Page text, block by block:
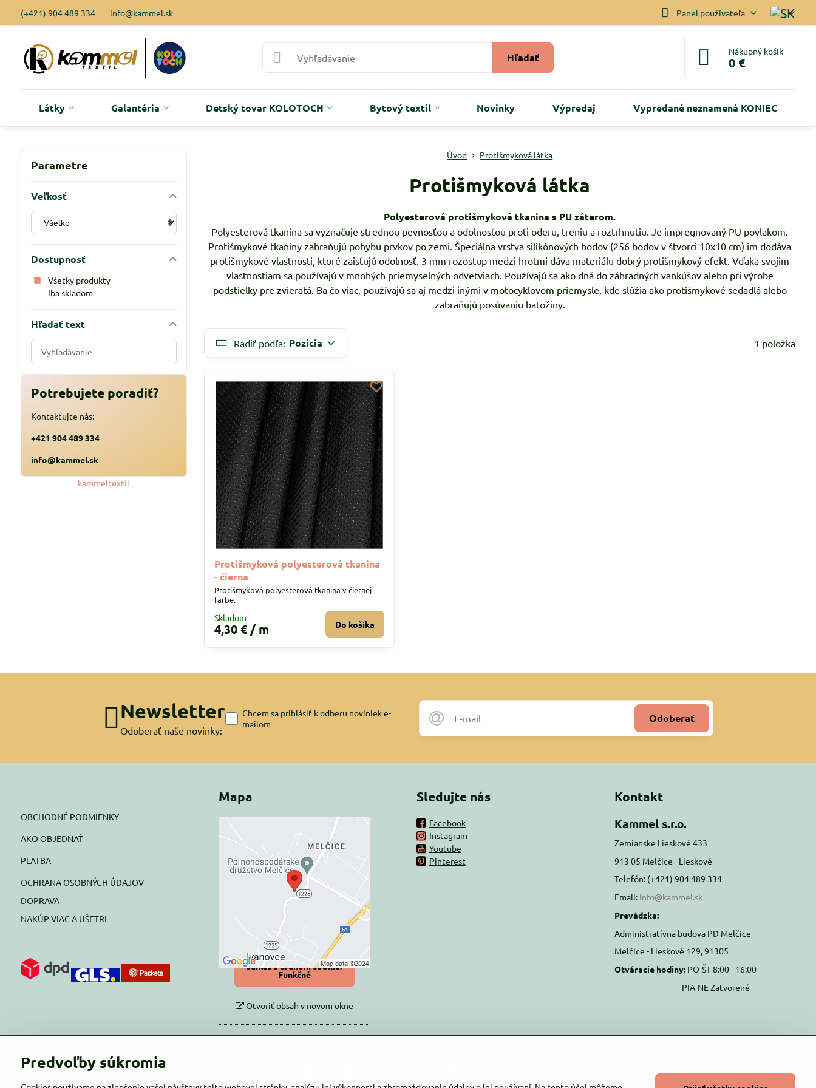
(+421) 904 489 334 info@kammel.sk Panel používateľa
Hľadať Nákupný košík
0 €
Látky Galantéria Detský tovar KOLOTOCH Bytový textil Novinky Výpredaj Vypredané neznamená KONIEC
Úvod Protišmyková látka
Protišmyková látka
Polyesterová protišmyková tkanina s PU záterom.
Polyesterová tkanina sa vyznačuje strednou pevnosťou a odolnosťou proti oderu, treniu a roztrhnutiu. Je impregnovaný PU povlakom.
Protišmykové tkaniny zabraňujú pohybu prvkov po zemi. Špeciálna vrstva silikónových bodov (256 bodov v štvorci 10x10 cm) im dodáva
protišmykové vlastnosti, ktoré zaisťujú odolnosť. 3 mm rozostup medzi hrotmi dáva materiálu dobrý protišmykový efekt. Vďaka svojim
vlastnostiam sa používajú v mnohých priemyselných odvetviach. Používajú sa ako dná do záhradných vankúšov alebo pri výrobe
podstielky pre zvieratá. Ba čo viac, používajú sa aj medzi inými v motocyklovom priemysle, kde slúžia ako protišmykové sedadlá alebo
zabraňujú posúvaniu batožiny.
Radiť podľa: Pozícia 1 položka
Protišmyková polyesterová tkanina
- čierna
Protišmyková polyesterová tkanina v čiernej
farbe.
Skladom
4,30 €/ m Do košíka
Parametre
Veľkosť
Dostupnosť
Všetky produkty
Iba skladom
Hľadať text
Prehľadať
výsledky
filtra
fulltextom
Potrebujete poradiť?
Kontaktujte nás:
+421 904 489 334
info@kammel.sk
kammeltextil
Newsletter
Odoberať naše novinky:
Odoberať
Chcem sa prihlásiť k odberu noviniek e-
mailom
OBCHODNÉ PODMIENKY
AKO OBJEDNAŤ
PLATBA
OCHRANA OSOBNÝCH ÚDAJOV
DOPRAVA
NAKÚP VIAC A UŠETRI
Mapa
Externý obsah je
blokovaný Voľbami
súkromia
Prajete si načítať externý obsah?
Povoliť tentokrát
Povoliť a zapamätať -
súhlas s druhom cookie:
Funkčné
Otvoriť obsah v novom okne
Sledujte nás
Facebook
Instagram
Youtube
Pinterest
Kontakt
Kammel s.r.o.
Zemianske Lieskové 433
913 05 Melčice - Lieskové
Telefón: (+421) 904 489 334
Email: info@kammel.sk
Prevádzka:
Administratívna budova PD Melčice
Melčice - Lieskové 129, 91305
Otváracie hodiny: PO-ŠT 8:00 - 16:00
PIA-NE Zatvorené
Predvoľby súkromia